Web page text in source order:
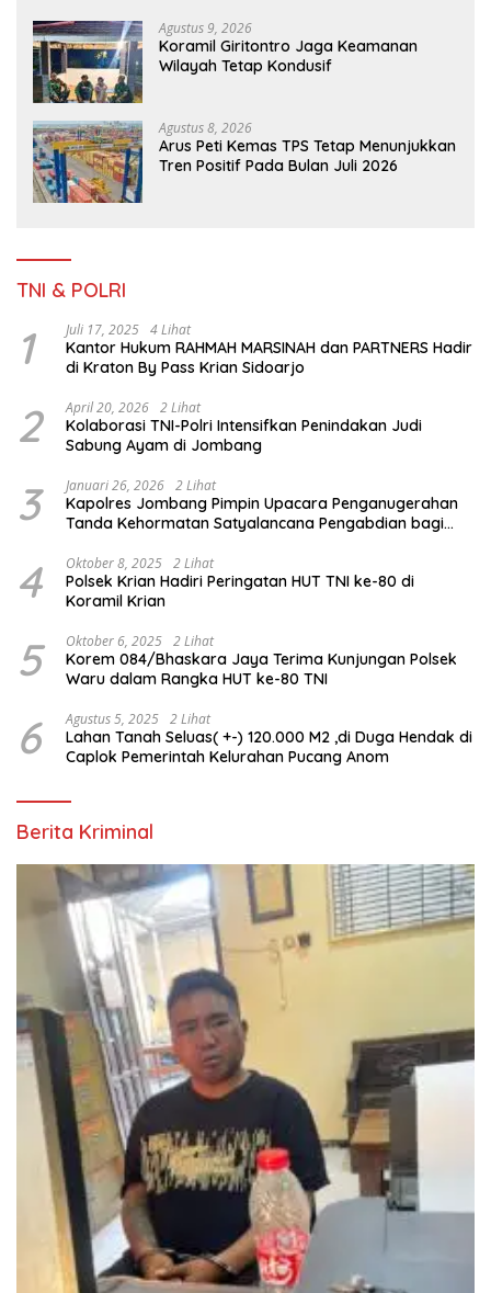
Agustus 9, 2026
Koramil Giritontro Jaga Keamanan
Wilayah Tetap Kondusif
Agustus 8, 2026
Arus Peti Kemas TPS Tetap Menunjukkan
Tren Positif Pada Bulan Juli 2026
TNI & POLRI
1 Juli 17, 2025 4 Lihat
Kantor Hukum RAHMAH MARSINAH dan PARTNERS Hadir
di Kraton By Pass Krian Sidoarjo
2 April 20, 2026 2 Lihat
Kolaborasi TNI-Polri Intensifkan Penindakan Judi
Sabung Ayam di Jombang
3 Januari 26, 2026 2 Lihat
Kapolres Jombang Pimpin Upacara Penganugerahan
Tanda Kehormatan Satyalancana Pengabdian bagi
4 Oktober 8, 2025 2 Lihat
Polsek Krian Hadiri Peringatan HUT TNI ke-80 di
Koramil Krian
5 Oktober 6, 2025 2 Lihat
Korem 084/Bhaskara Jaya Terima Kunjungan Polsek
6 Agustus 5, 2025 2 Lihat
Lahan Tanah Seluas( +-) 120.000 M2 ,di Duga Hendak di
Caplok Pemerintah Kelurahan Pucang Anom
Berita Kriminal